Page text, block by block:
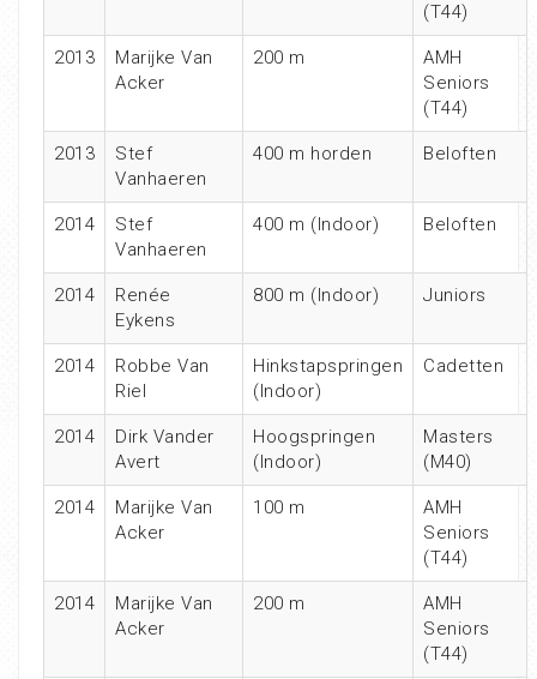
(T44)
2013
Marijke Van
Acker
200 m
AMH
Seniors
(T44)
2013
Stef
Vanhaeren
400 m horden Beloften
2014
Stef
Vanhaeren
400 m (Indoor) Beloften
2014
Renée
Eykens
800 m (Indoor) Juniors
2014
Robbe Van
Riel
Hinkstapspringen
(Indoor)
Cadetten
2014
Dirk Vander
Avert
Hoogspringen
(Indoor)
Masters
(M40)
2014
Marijke Van
Acker
100 m
AMH
Seniors
(T44)
2014
Marijke Van
Acker
200 m
AMH
Seniors
(T44)